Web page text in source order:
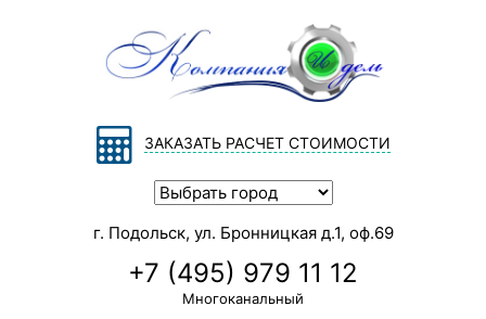
ЗАКАЗАТЬ РАСЧЕТ СТОИМОСТИ
г. Подольск, ул. Бронницкая д.1, оф.69
+7 (495) 979 11 12
Многоканальный